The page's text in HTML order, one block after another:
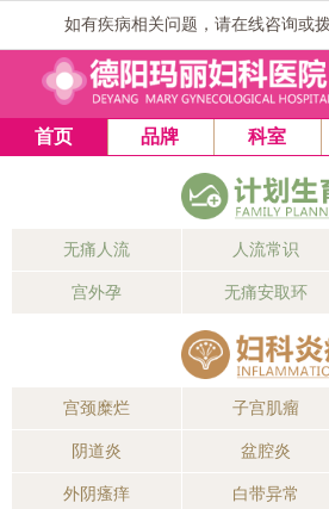
如有疾病相关问题，请在线咨询或
1 2 3 4
首页 品牌 科室
无痛人流 人流常识
宫外孕 无痛安取环
宫颈糜烂 子宫肌瘤
阴道炎 盆腔炎
外阴瘙痒 白带异常